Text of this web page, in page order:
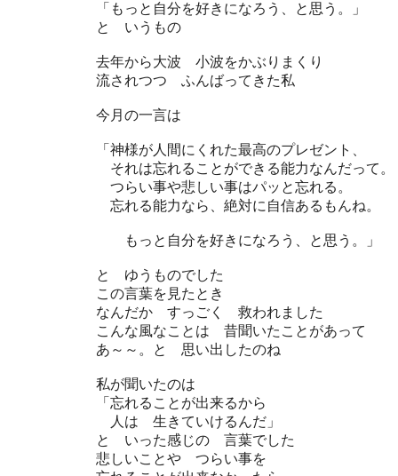
「もっと自分を好きになろう、と思う。」
と いうもの
去年から大波 小波をかぶりまくり
流されつつ ふんばってきた私
今月の一言は
「神様が人間にくれた最高のプレゼント、
それは忘れることができる能力なんだって。
つらい事や悲しい事はパッと忘れる。
忘れる能力なら、絶対に自信あるもんね。
もっと自分を好きになろう、と思う。」
と ゆうものでした
この言葉を見たとき
なんだか すっごく 救われました
こんな風なことは 昔聞いたことがあって
あ～～。と 思い出したのね
私が聞いたのは
「忘れることが出来るから
人は 生きていけるんだ」
と いった感じの 言葉でした
悲しいことや つらい事を